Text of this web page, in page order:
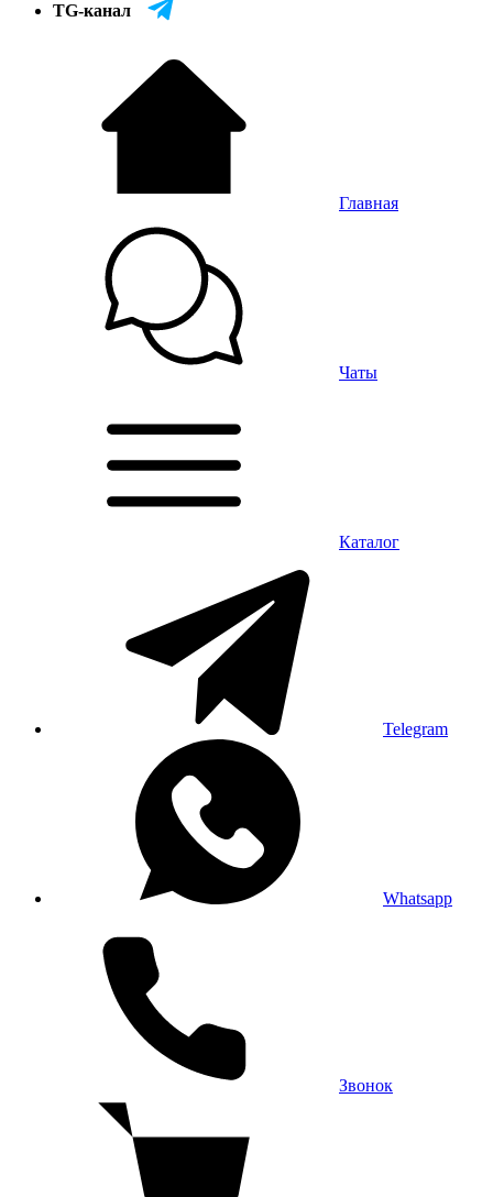
TG-канал
Главная
Чаты
Каталог
Telegram
Whatsapp
Звонок